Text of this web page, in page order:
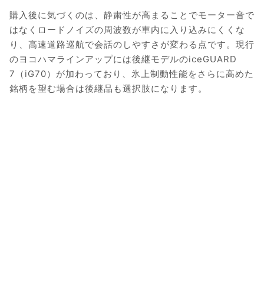
購入後に気づくのは、静粛性が高まることでモーター音で
はなくロードノイズの周波数が車内に入り込みにくくな
り、高速道路巡航で会話のしやすさが変わる点です。現行
のヨコハマラインアップには後継モデルのiceGUARD
7（iG70）が加わっており、氷上制動性能をさらに高めた
銘柄を望む場合は後継品も選択肢になります。